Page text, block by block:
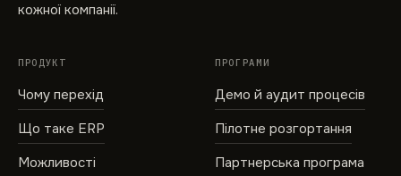
кожної компанії.
ПРОДУКТ
Чому перехід
Що таке ERP
Можливості
ПРОГРАМИ
Демо й аудит процесів
Пілотне розгортання
Партнерська програма